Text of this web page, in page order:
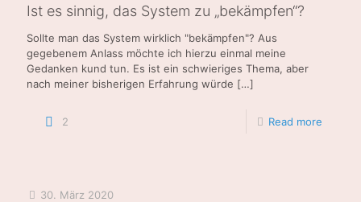
Ist es sinnig, das System zu „bekämpfen“?
Sollte man das System wirklich "bekämpfen"? Aus
gegebenem Anlass möchte ich hierzu einmal meine
Gedanken kund tun. Es ist ein schwieriges Thema, aber
nach meiner bisherigen Erfahrung würde […]
2 Read more
30. März 2020